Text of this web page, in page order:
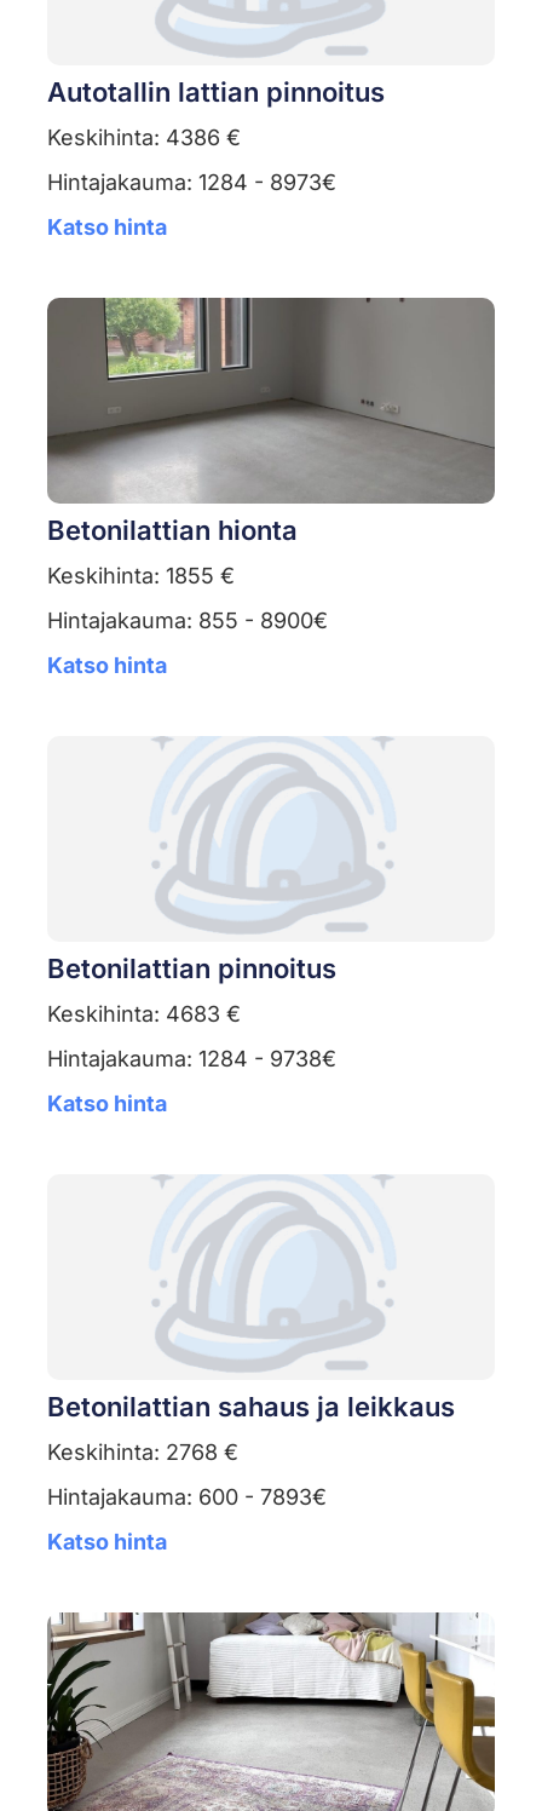
Autotallin lattian pinnoitus
Keskihinta: 4386 €
Hintajakauma: 1284 - 8973€
Katso hinta
Betonilattian hionta
Keskihinta: 1855 €
Hintajakauma: 855 - 8900€
Katso hinta
Betonilattian pinnoitus
Keskihinta: 4683 €
Hintajakauma: 1284 - 9738€
Katso hinta
Betonilattian sahaus ja leikkaus
Keskihinta: 2768 €
Hintajakauma: 600 - 7893€
Katso hinta